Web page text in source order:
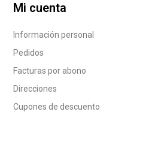
Mi cuenta
Información personal
Pedidos
Facturas por abono
Direcciones
Cupones de descuento